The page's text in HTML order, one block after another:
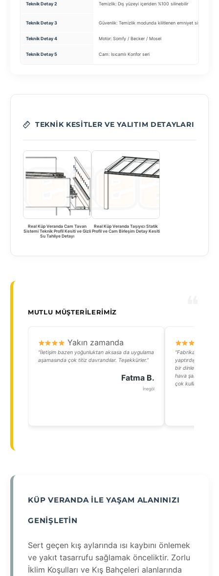
Teknik Detay 2 Temizlik: Dış yüzeyi içeriden %100 silinebilir
Teknik Detay 3 Güvenlik: Temizlik modunda kilitlenen emniyet sistemi
Teknik Detay 4 Motor: Somfy / Becker / Mosel
Teknik Detay 5 Cam: Isıcamlı Konfor seri
TEKNIK KESITLER VE YALITIM DETAYLARI
Real Küp Veranda Cam Tavan
Sistemi Teknik Profil Kesiti ve Gizli
Su Tahliye Detayı
Real Küp Veranda Taşıyıcı Statik
Profil ve Cam Birleşim Detay Kesiti
MUTLU MÜŞTERILERIMIZ
Yakın zamanda
“İletişim bazen yoğunluktan aksasa da uygulama
aşamasında çok titiz davrandılar. Teşekkürler.”
Fatma B.
İnegöl
“Fabrikamızın
yaptırdığımız
bir dinlenme
hava şartlarından
çok kullanışlı.”
KÜP VERANDA ILE YAŞAM ALANINIZI
GENIŞLETIN
Sert geçen kış aylarında ısı kaybını önlemek
ve yakıt tasarrufu sağlamak önceliktir. Zorlu
İklim Koşulları ve Kış Bahçeleri alanlarında